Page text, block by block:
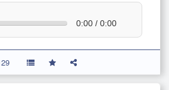
0:00 / 0:00